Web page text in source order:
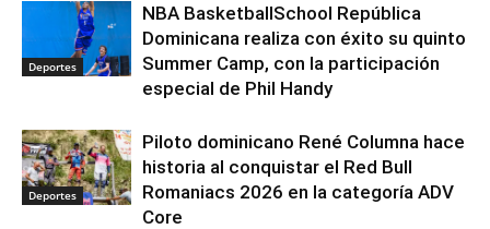
Deportes
NBA BasketballSchool República
Dominicana realiza con éxito su quinto
Summer Camp, con la participación
especial de Phil Handy
Deportes
Piloto dominicano René Columna hace
historia al conquistar el Red Bull
Romaniacs 2026 en la categoría ADV
Core